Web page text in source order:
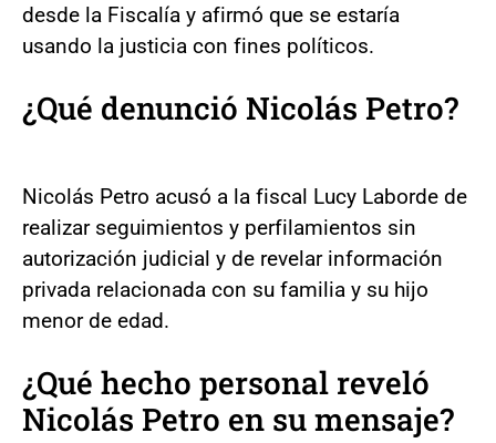
desde la Fiscalía y afirmó que se estaría
usando la justicia con fines políticos.
¿Qué denunció Nicolás Petro?
Nicolás Petro acusó a la fiscal Lucy Laborde de
realizar seguimientos y perfilamientos sin
autorización judicial y de revelar información
privada relacionada con su familia y su hijo
menor de edad.
¿Qué hecho personal reveló
Nicolás Petro en su mensaje?